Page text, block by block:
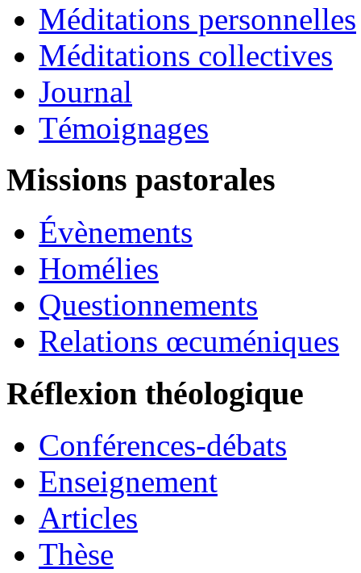
Méditations personnelles
Méditations collectives
Journal
Témoignages
Missions pastorales
Évènements
Homélies
Questionnements
Relations œcuméniques
Réflexion théologique
Conférences-débats
Enseignement
Articles
Thèse